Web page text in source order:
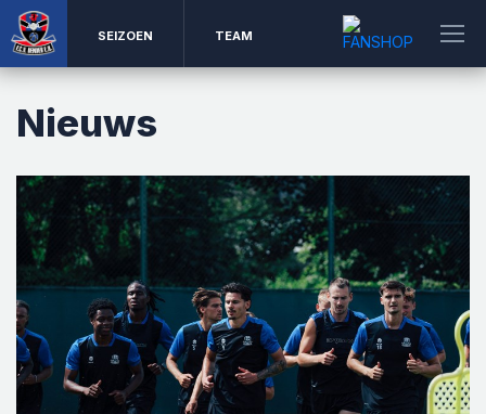
SEIZOEN TEAM
Nieuws